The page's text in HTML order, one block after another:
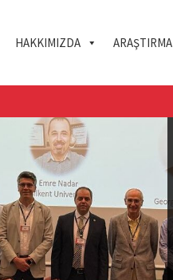
HAKKIMIZDA ARAŞTIRMA